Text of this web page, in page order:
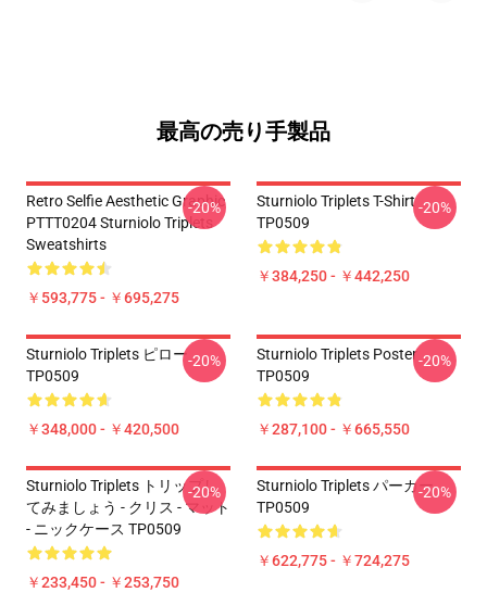
最高の売り手製品
Retro Selfie Aesthetic Graphic
PTTT0204 Sturniolo Triplets
Sweatshirts
￥593,775 - ￥695,275
-20%
Sturniolo Triplets T-Shirt
TP0509
￥384,250 - ￥442,250
-20%
Sturniolo Triplets ピロー
TP0509
￥348,000 - ￥420,500
-20%
Sturniolo Triplets Poster
TP0509
￥287,100 - ￥665,550
-20%
Sturniolo Triplets トリップし
てみましょう - クリス - マット
- ニックケース TP0509
￥233,450 - ￥253,750
-20%
Sturniolo Triplets パーカー
TP0509
￥622,775 - ￥724,275
-20%